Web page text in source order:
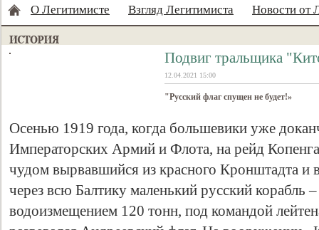
О Легитимисте Взгляд Легитимиста Новости от
Подвиг тральщика
12.04.2021 15:00
"Русский флаг спущен не будет!»
Осенью 1919 года, когда большевики уже
Императорских Армий и Флота, на рейд
чудом вырвавшийся из красного Кронштадта и
через всю Балтику маленький русский корабль
водоизмещением 120 тонн, под командой